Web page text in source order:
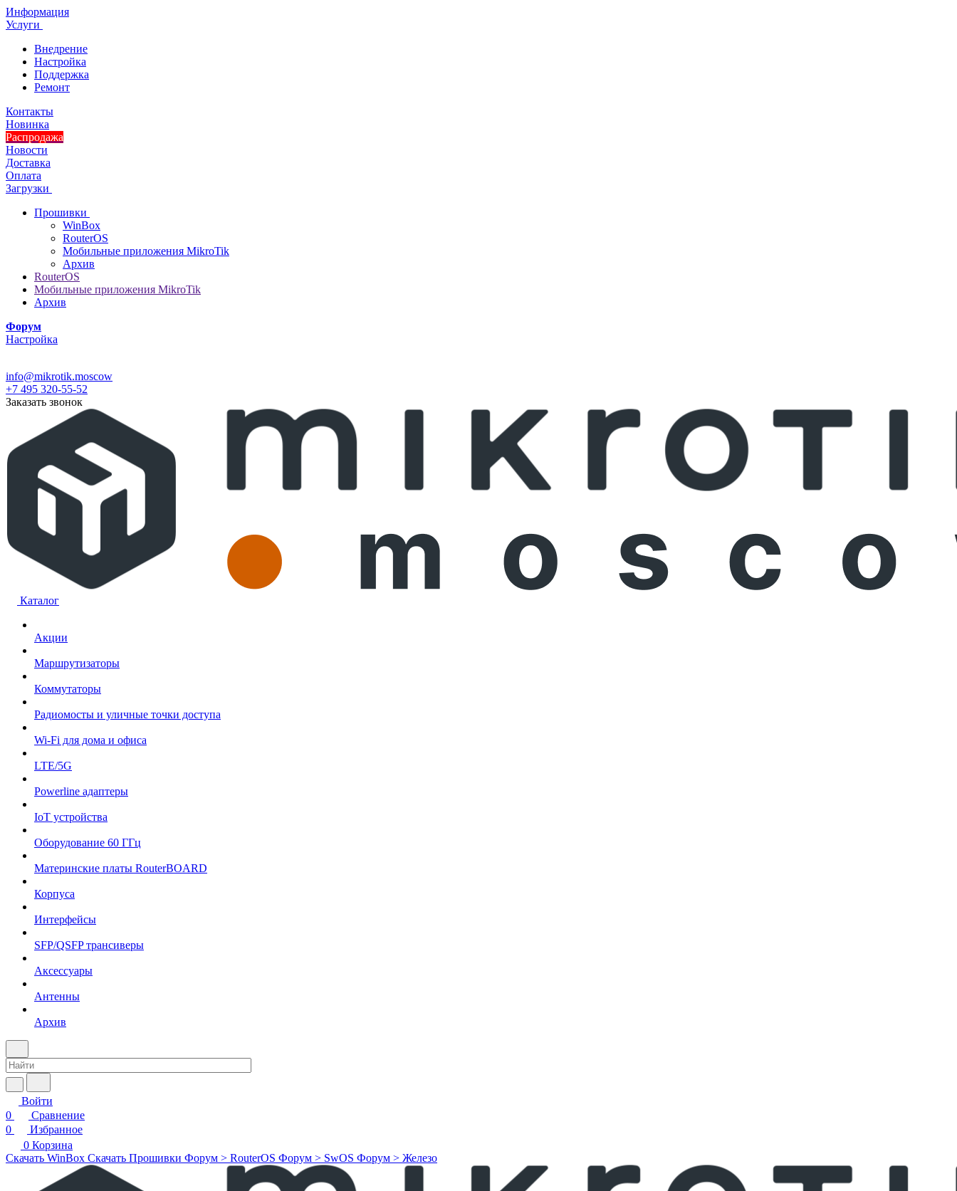
Информация
Услуги
Внедрение
Настройка
Поддержка
Ремонт
Контакты
Новинка
Распродажа
Новости
Доставка
Оплата
Загрузки
Прошивки
WinBox
RouterOS
Мобильные приложения MikroTik
Архив
RouterOS
Мобильные приложения MikroTik
Архив
Форум
Настройка
info@mikrotik.moscow
+7 495 320-55-52
Заказать звонок
Каталог
Акции
Маршрутизаторы
Коммутаторы
Радиомосты и уличные точки доступа
Wi-Fi для дома и офиса
LTE/5G
Powerline адаптеры
IoT устройства
Оборудование 60 ГГц
Материнские платы RouterBOARD
Корпуса
Интерфейсы
SFP/QSFP трансиверы
Аксессуары
Антенны
Архив
Войти
0
Сравнение
0
Избранное
0 Корзина
Скачать WinBox Скачать Прошивки Форум > RouterOS Форум > SwOS Форум > Железо